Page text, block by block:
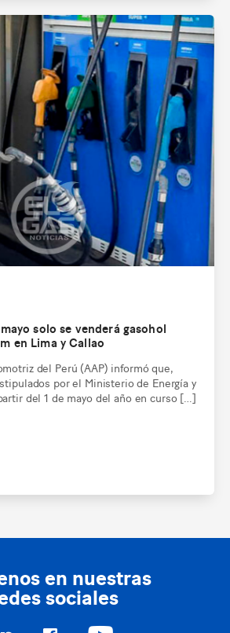
solo se venderá gasohol
en Lima y Callao
del Perú (AAP) informó que,
por el Ministerio de Energía y
del 1 de mayo del año en curso […]
en nuestras
sociales